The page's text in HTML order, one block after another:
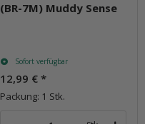
(BR-7M) Muddy Sense
Sofort verfügbar
12,99 € *
Packung: 1 Stk.